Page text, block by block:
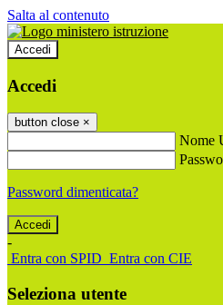
Salta al contenuto
Accedi
Accedi
button close ×
Nome
Password dimenticata?
-
Entra con SPID Entra con CIE
Seleziona utente